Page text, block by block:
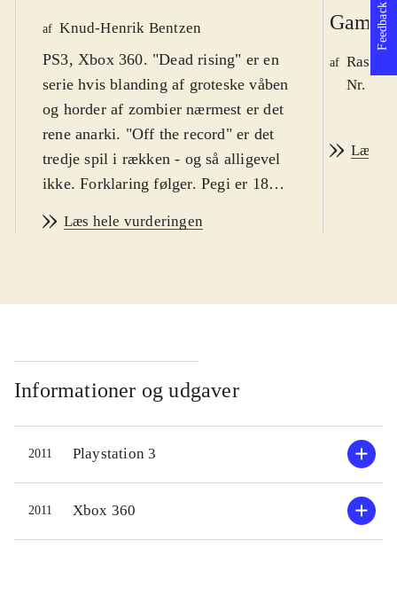
af Knud-Henrik Bentzen
PS3, Xbox 360. "Dead rising" er en
serie hvis blanding af groteske våben
og horder af zombier nærmest er det
rene anarki. "Off the record" er det
tredje spil i rækken - og så alligevel
ikke. Forklaring følger. Pegi er 18
sådan karakter at spillet fint går som
med Dead rising 2. Dog er 2'erens
fotografen Frank West som havde
hovedrollen i det første spil. Historie,
fjender og opgaver er magen til
2'eren, hvorfor "Off the record"
lugter grimt af spekulation. Lidt nyt
er der dog; En uforpligtende
"sandbox-mode" er kommet til hvor
Læs hele vurderingen
Game
af
Nr.
Læs
Informationer og udgaver
2011 Playstation 3
2011 Xbox 360
Feedback